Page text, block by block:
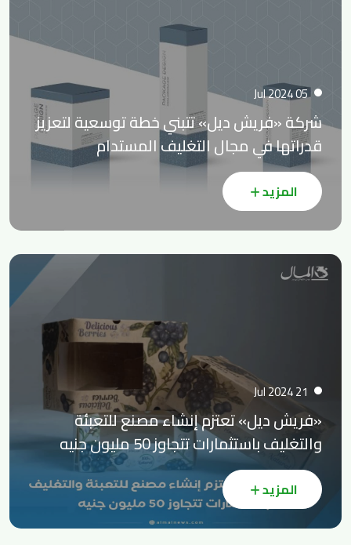
05 Jul 2024
شركة «فريش ديل» تتبني خطة توسعية لتعزيز
قدراتها في مجال التغليف المستدام
المزيد
21 Jul 2024
«فريش ديل» تعتزم إنشاء مصنع للتعبئة
والتغليف باستثمارات تتجاوز 50 مليون جنيه
المزيد